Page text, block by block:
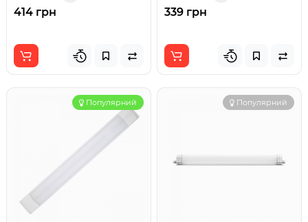
414 грн 339 грн
Популярний Популярний